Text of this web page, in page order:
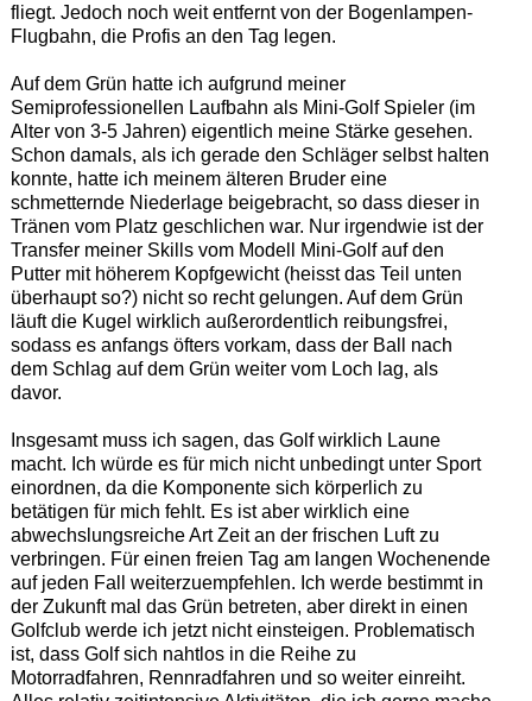
fliegt. Jedoch noch weit entfernt von der Bogenlampen-
Flugbahn, die Profis an den Tag legen.
Auf dem Grün hatte ich aufgrund meiner
Semiprofessionellen Laufbahn als Mini-Golf Spieler (im
Alter von 3-5 Jahren) eigentlich meine Stärke gesehen.
Schon damals, als ich gerade den Schläger selbst halten
konnte, hatte ich meinem älteren Bruder eine
schmetternde Niederlage beigebracht, so dass dieser in
Tränen vom Platz geschlichen war. Nur irgendwie ist der
Transfer meiner Skills vom Modell Mini-Golf auf den
Putter mit höherem Kopfgewicht (heisst das Teil unten
überhaupt so?) nicht so recht gelungen. Auf dem Grün
läuft die Kugel wirklich außerordentlich reibungsfrei,
sodass es anfangs öfters vorkam, dass der Ball nach
dem Schlag auf dem Grün weiter vom Loch lag, als
davor.
Insgesamt muss ich sagen, das Golf wirklich Laune
macht. Ich würde es für mich nicht unbedingt unter Sport
einordnen, da die Komponente sich körperlich zu
betätigen für mich fehlt. Es ist aber wirklich eine
abwechslungsreiche Art Zeit an der frischen Luft zu
verbringen. Für einen freien Tag am langen Wochenende
auf jeden Fall weiterzuempfehlen. Ich werde bestimmt in
der Zukunft mal das Grün betreten, aber direkt in einen
Golfclub werde ich jetzt nicht einsteigen. Problematisch
ist, dass Golf sich nahtlos in die Reihe zu
Motorradfahren, Rennradfahren und so weiter einreiht.